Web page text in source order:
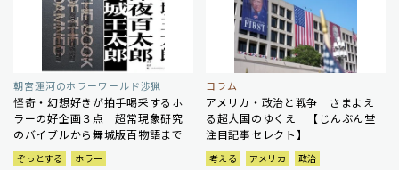
朝宮運河のホラーワールド渉猟
怪奇・幻想好きが拍手喝采するホ
ラーの好企画３点 超常現象研究
のバイブルから舞城版百物語まで
ぞっとする
ホラー
コラム
アメリカ・政治と戦争 さまよえ
る超大国のゆくえ 【じんぶん堂
注目記事セレクト】
考える アメリカ
政治